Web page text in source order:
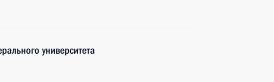
университета